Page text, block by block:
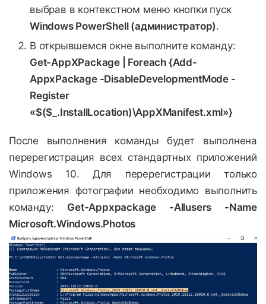
выбрав в контекстном меню кнопки пуск
Windows PowerShell (администратор).
В открывшемся окне выполните команду:
Get-AppXPackage | Foreach {Add-
AppxPackage -DisableDevelopmentMode -
Register
«$($_.InstallLocation)\AppXManifest.xml»}
После выполнения команды будет выполнена
перерегистрация всех стандартных приложений
Windows 10. Для перерегистрации только
приложения фотографии необходимо выполнить
команду: Get-Appxpackage -Allusers -Name
Microsoft.Windows.Photos